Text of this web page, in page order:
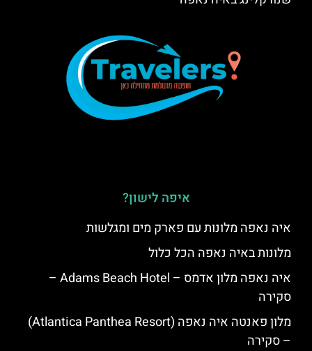
איפה לישון?
איה נאפה מלונות עם פארק מים ומגלשות
מלונות באיה נאפה הכל כלול
איה נאפה מלון אדמס – Adams Beach Hotel –
סקירה
מלון פאנטה איה נאפה (Atlantica Panthea Resort)
– סקירה